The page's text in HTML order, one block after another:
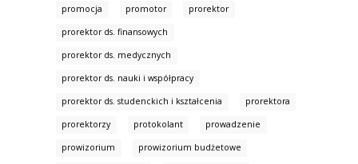
promocja promotor prorektor
prorektor ds. finansowych
prorektor ds. medycznych
prorektor ds. nauki i współpracy
prorektor ds. studenckich i kształcenia prorektora
prorektorzy protokolant prowadzenie
prowizorium prowizorium budżetowe